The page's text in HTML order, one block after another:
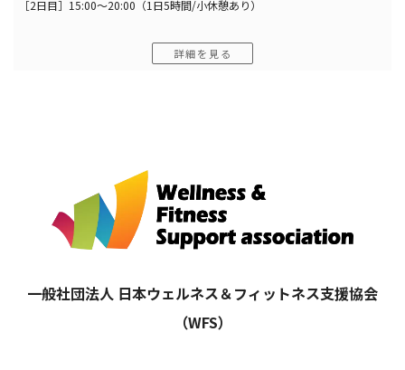
［2日目］15:00〜20:00（1日5時間/小休憩あり）
詳細を見る
一般社団法人 日本ウェルネス＆フィットネス支援協会
（WFS）